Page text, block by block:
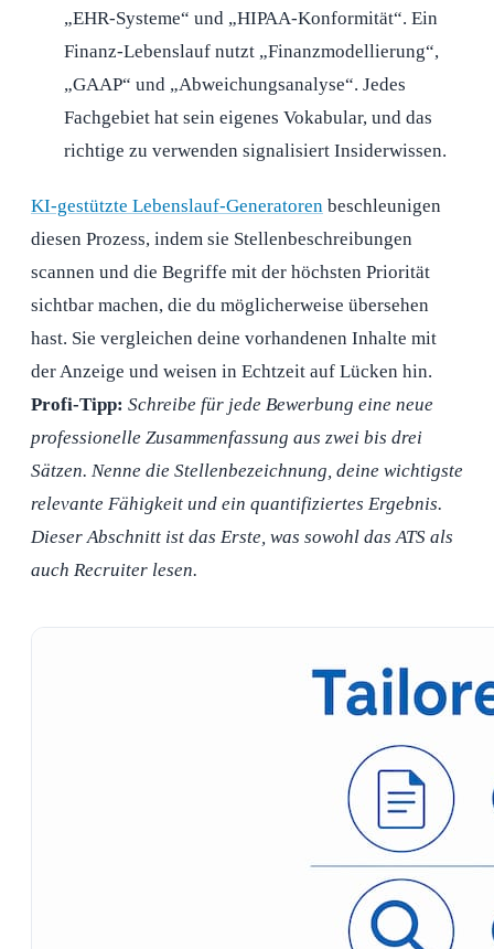
„EHR-Systeme“ und „HIPAA-Konformität“. Ein
Finanz-Lebenslauf nutzt „Finanzmodellierung“,
„GAAP“ und „Abweichungsanalyse“. Jedes
Fachgebiet hat sein eigenes Vokabular, und das
richtige zu verwenden signalisiert Insiderwissen.
KI-gestützte Lebenslauf-Generatoren beschleunigen
diesen Prozess, indem sie Stellenbeschreibungen
scannen und die Begriffe mit der höchsten Priorität
sichtbar machen, die du möglicherweise übersehen
hast. Sie vergleichen deine vorhandenen Inhalte mit
der Anzeige und weisen in Echtzeit auf Lücken hin.
Profi-Tipp: Schreibe für jede Bewerbung eine neue
professionelle Zusammenfassung aus zwei bis drei
Sätzen. Nenne die Stellenbezeichnung, deine wichtigste
relevante Fähigkeit und ein quantifiziertes Ergebnis.
Dieser Abschnitt ist das Erste, was sowohl das ATS als
auch Recruiter lesen.